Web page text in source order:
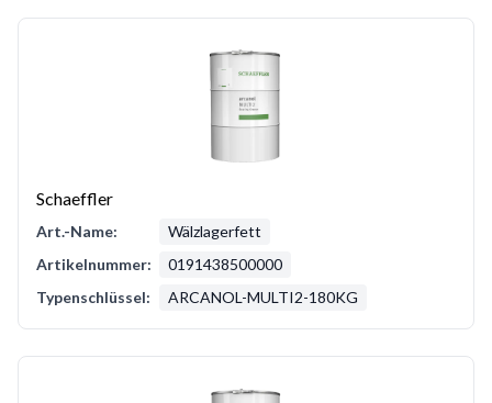
Schaeffler
Art.-Name:
Wälzlagerfett
Artikelnummer:
0191438500000
Typenschlüssel:
ARCANOL-MULTI2-180KG